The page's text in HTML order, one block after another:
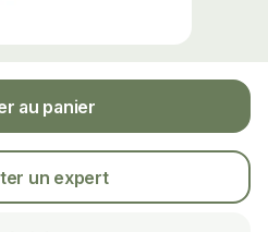
un expert
au panier